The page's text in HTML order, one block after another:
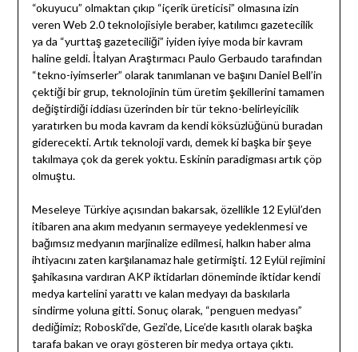
“okuyucu” olmaktan çıkıp “içerik üreticisi” olmasına izin
veren Web 2.0 teknolojisiyle beraber, katılımcı gazetecilik
ya da “yurttaş gazeteciliği” iyiden iyiye moda bir kavram
haline geldi. İtalyan Araştırmacı Paulo Gerbaudo tarafından
“tekno-iyimserler” olarak tanımlanan ve başını Daniel Bell’in
çektiği bir grup, teknolojinin tüm üretim şekillerini tamamen
değiştirdiği iddiası üzerinden bir tür tekno-belirleyicilik
yaratırken bu moda kavram da kendi köksüzlüğünü buradan
giderecekti. Artık teknoloji vardı, demek ki başka bir şeye
takılmaya çok da gerek yoktu. Eskinin paradigması artık çöp
olmuştu.
Meseleye Türkiye açısından bakarsak, özellikle 12 Eylül’den
itibaren ana akım medyanın sermayeye yedeklenmesi ve
bağımsız medyanın marjinalize edilmesi, halkın haber alma
ihtiyacını zaten karşılanamaz hale getirmişti. 12 Eylül rejimini
şahikasına vardıran AKP iktidarları döneminde iktidar kendi
medya kartelini yarattı ve kalan medyayı da baskılarla
sindirme yoluna gitti. Sonuç olarak, “penguen medyası”
dediğimiz; Roboskî’de, Gezi’de, Lice’de kasıtlı olarak başka
tarafa bakan ve orayı gösteren bir medya ortaya çıktı.